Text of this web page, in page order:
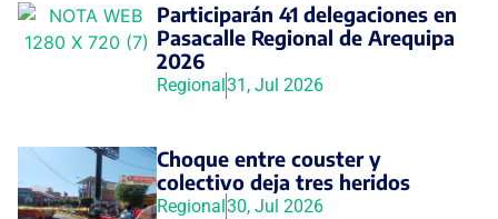
Participarán 41 delegaciones en
Pasacalle Regional de Arequipa
2026
Regional 31, Jul 2026
Choque entre couster y
colectivo deja tres heridos
Regional 30, Jul 2026